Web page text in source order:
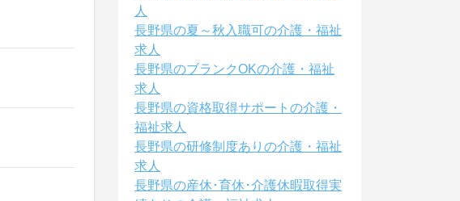
人
長野県の夏～秋入職可の介護・福祉
求人
長野県のブランクOKの介護・福祉
求人
長野県の資格取得サポートの介護・
福祉求人
長野県の研修制度ありの介護・福祉
求人
長野県の産休･育休･介護休暇取得実